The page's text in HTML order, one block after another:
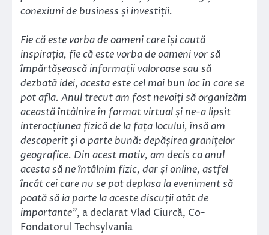
conexiuni de business și investiții.
Fie că este vorba de oameni care își caută
inspirația, fie că este vorba de oameni vor să
împărtășească informații valoroase sau să
dezbată idei, acesta este cel mai bun loc în care se
pot afla. Anul trecut am fost nevoiți să organizăm
această întâlnire în format virtual și ne-a lipsit
interacțiunea fizică de la fața locului, însă am
descoperit și o parte bună: depășirea granițelor
geografice. Din acest motiv, am decis ca anul
acesta să ne întâlnim fizic, dar și online, astfel
încât cei care nu se pot deplasa la eveniment să
poată să ia parte la aceste discuții atât de
importante”, a declarat Vlad Ciurcă, Co-
Fondatorul Techsylvania